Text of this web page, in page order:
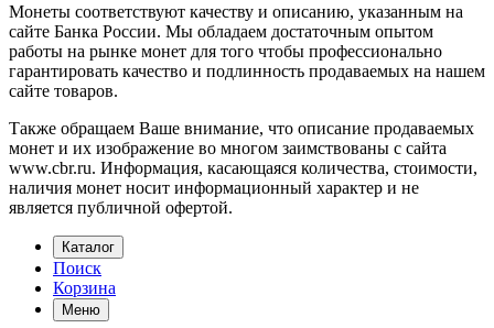
Монеты соответствуют качеству и описанию, указанным на
сайте Банка России. Мы обладаем достаточным опытом
работы на рынке монет для того чтобы профессионально
гарантировать качество и подлинность продаваемых на нашем
сайте товаров.
Также обращаем Ваше внимание, что описание продаваемых
монет и их изображение во многом заимствованы с сайта
www.cbr.ru. Информация, касающаяся количества, стоимости,
наличия монет носит информационный характер и не
является публичной офертой.
Каталог
Поиск
Корзина
Меню